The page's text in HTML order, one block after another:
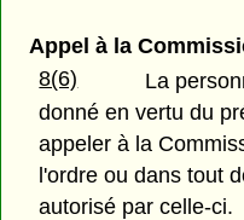
Appel à la
8(6)
La
donné en vertu du
appeler à la
l'ordre ou dans tout
autorisé par celle-ci.